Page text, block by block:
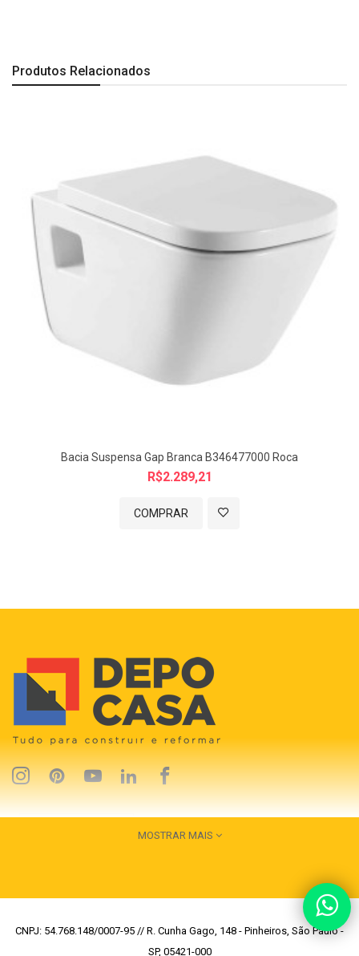
Sistema Rimless: descarga eficiente e mais higiene
Alimentação 220V: compatível com instalações elétricas padrão
Produto original Roca
Marca:
Roca
Linha:
In-Wash
Cor:
Peso:
Categoria:
Código:
Eleve o padrão do seu banheiro com a Bacia Suspensa In-Wash
Round da Roca — a união perfeita entre design, tecnologia e
Produtos Relacionados
Bacia Suspensa Gap Branca B346477000 Roca
R$2.289,21
COMPRAR
MOSTRAR MAIS
CNPJ: 54.768.148/0007-95 // R. Cunha Gago, 148 - Pinheiros, São Paulo -
SP, 05421-000